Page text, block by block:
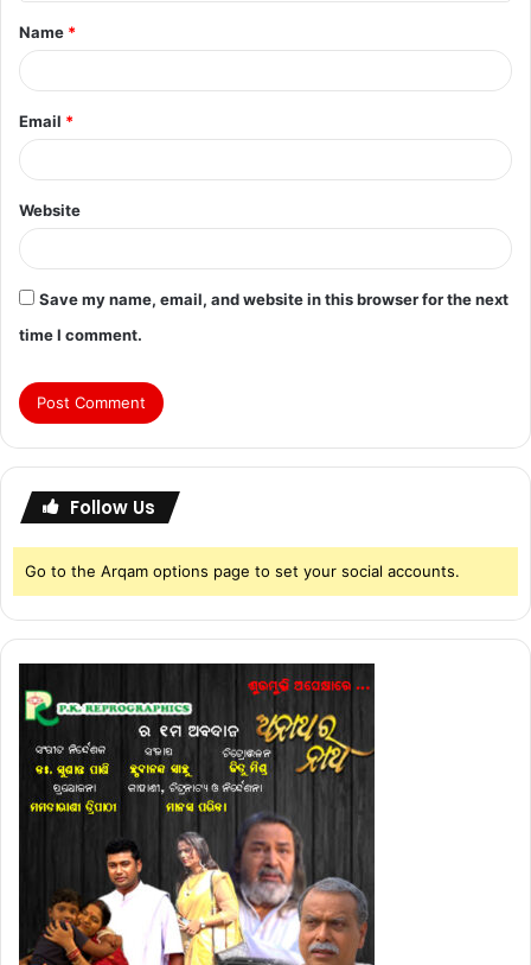
Name *
Email *
Website
Save my name, email, and website in this browser for the next
time I comment.
Follow Us
Go to the Arqam options page to set your social accounts.